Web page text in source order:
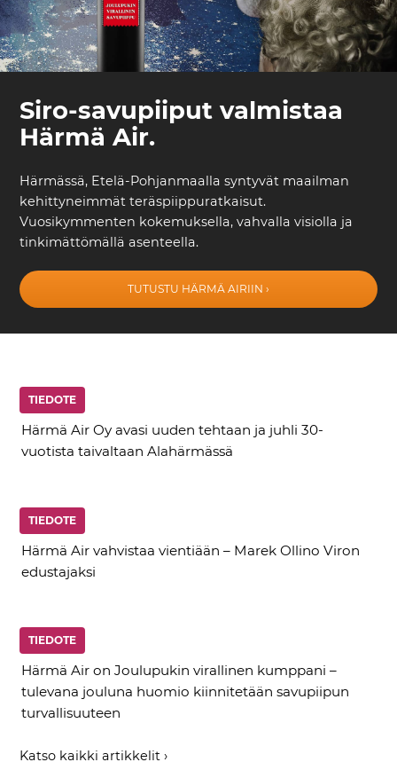
Siro-savupiiput valmistaa
Härmä Air.
Härmässä, Etelä-Pohjanmaalla syntyvät maailman
kehittyneimmät teräspiippuratkaisut.
Vuosikymmenten kokemuksella, vahvalla visiolla ja
tinkimättömällä asenteella.
TUTUSTU HÄRMÄ AIRIIN ›
TIEDOTE
Härmä Air Oy avasi uuden tehtaan ja juhli 30-
vuotista taivaltaan Alahärmässä
TIEDOTE
Härmä Air vahvistaa vientiään – Marek Ollino Viron
edustajaksi
TIEDOTE
Härmä Air on Joulupukin virallinen kumppani –
tulevana jouluna huomio kiinnitetään savupiipun
turvallisuuteen
Katso kaikki artikkelit ›